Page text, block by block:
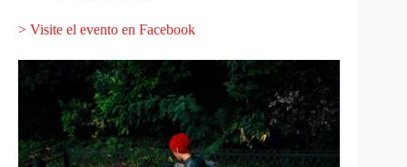
> Visite el evento en Facebook